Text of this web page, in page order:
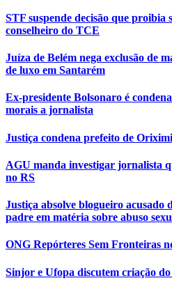
STF suspende decisão que proibia
conselheiro do TCE
Juíza de Belém nega exclusão de
de luxo em Santarém
Ex-presidente Bolsonaro é
morais a jornalista
Justiça condena prefeito de
AGU manda investigar jornalista
no RS
Justiça absolve blogueiro acusado
padre em matéria sobre abuso
ONG Repórteres Sem Fronteiras
Sinjor e Ufopa discutem criação